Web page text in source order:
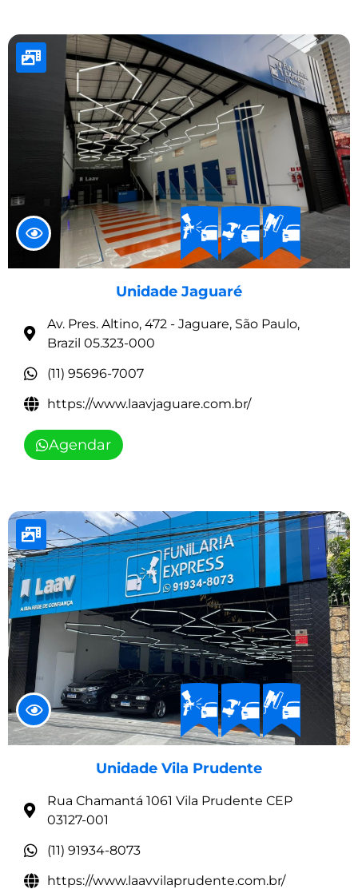
Unidade Jaguaré
Av. Pres. Altino, 472 - Jaguare, São Paulo,
Brazil 05.323-000
(11) 95696-7007
https://www.laavjaguare.com.br/
Agendar
Unidade Vila Prudente
Rua Chamantá 1061 Vila Prudente CEP
03127-001
(11) 91934-8073
https://www.laavvilaprudente.com.br/